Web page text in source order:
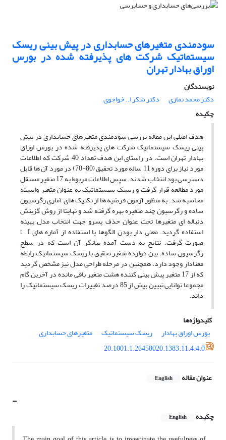
سودمندی متغیرهای حسابداری در پیش بینی ریسک
سیستماتیک شرکت های پذیرفته شده در بورس
اوراق بهادار تهران
نویسندگان
دکتر محمد نمازی
دکتر شکر ا.. خواجوی
چکیده
هدف اصلی این مقاله بررسی سودمندی متغیرهای حسابداری در پیش
بینی ریسک سیستماتیک شرکت های پذیرفته شده در بورس اوراق
بهادار تهران است. در راستای این هدف تعداد 40 شرکت که اطلاعات
مورد نیاز برای دوره 11 ساله مورد تحقیق (80-70) در مورد آن ها قابل
دسترسی بود انتخاب شدند. سپس اطلاعات مربوط به 17 متغیر مستقل
مورد مطالعه قرار گرفت و ریسک سیستماتیک به عنوان متغیر وابسته
محاسبه شد. به منظور آزمون فرضیه ها از تکنیک های آماری رگرسیون
ساده و رگرسیون چند متغیره بهره گرفته شد و نهایتا از روش گزینش
دنباله ای متغیرها تحت عنوان حذف پسرو جهت انتخاب مدل بهینه
استفاده گردید. معنی دار بودن الگوها با استفاده از آماره های t , f
صورت گرفت. نتایج به دست آمده بیانگر آن است که در سطح
رگرسیون ساده. بین دوازده متغیر تحقیق با ریسک سیستماتیک رابطه
معنادار وجود دارد. همچنین در مرحله طراحی مدل نیز مشخص گردید
که از 17 متغیر پیش بینی کننده هشت متغیر باقی مانده در آخرین گام
مجموعا توانایی تبیین بیش از 85 درصد تغییرات ریسک سیستماتیک را
داند.
کلیدواژه‌ها
بورس اوراق بهادار
ریسک سیستماتیک
متغیرهای حسابداری
20.1001.1.26458020.1383.11.4.4.0
عنوان مقاله English
-
چکیده English